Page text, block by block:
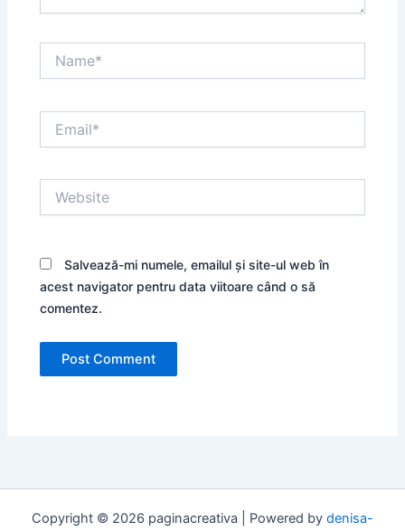
Salvează-mi numele, emailul și site-ul web în
acest navigator pentru data viitoare când o să
comentez.
Copyright © 2026 paginacreativa | Powered by denisa-